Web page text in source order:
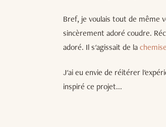
Bref, je voulais tout de même
sincèrement adoré coudre.
adoré. Il s'agissait de la
J'ai eu envie de réitérer
inspiré ce projet...